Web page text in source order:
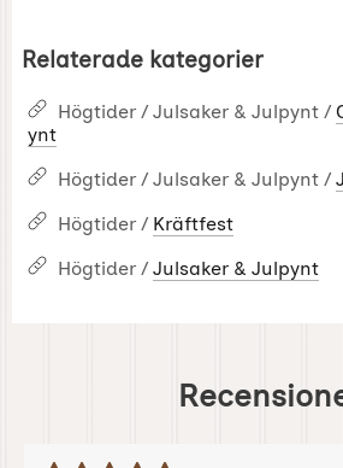
Relaterade kategorier
Högtider / Julsaker & Julpynt /
ynt
Högtider / Julsaker & Julpynt /
Högtider / Kräftfest
Högtider / Julsaker & Julpynt